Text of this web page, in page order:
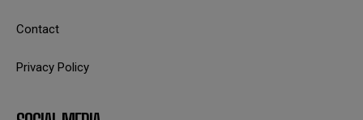
Contact
Privacy Policy